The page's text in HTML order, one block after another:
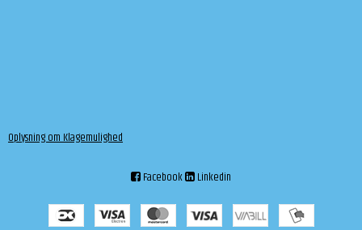
Oplysning om Klagemulighed
Facebook Linkedin